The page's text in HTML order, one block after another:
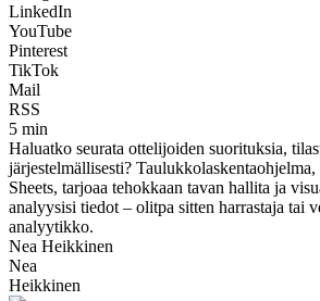
LinkedIn
YouTube
Pinterest
TikTok
Mail
RSS
5 min
Haluatko seurata ottelijoiden suorituksia,
järjestelmällisesti?
Sheets, tarjoaa tehokkaan tavan hallita ja
analyysisi tiedot – olitpa sitten harrastaja tai
analyytikko.
Nea Heikkinen
Nea
Heikkinen